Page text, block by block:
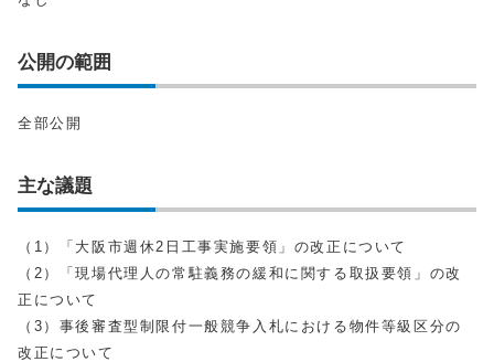
公開の範囲
全部公開
主な議題
（1）「大阪市週休2日工事実施要領」の改正について
（2）「現場代理人の常駐義務の緩和に関する取扱要領」の改
正について
（3）事後審査型制限付一般競争入札における物件等級区分の
改正について